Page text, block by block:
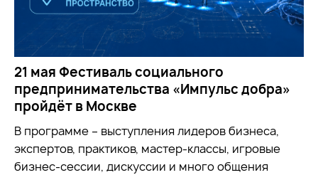
21 мая Фестиваль социального
предпринимательства «Импульс добра»
пройдёт в Москве
В программе – выступления лидеров бизнеса,
экспертов, практиков, мастер-классы, игровые
бизнес-сессии, дискуссии и много общения